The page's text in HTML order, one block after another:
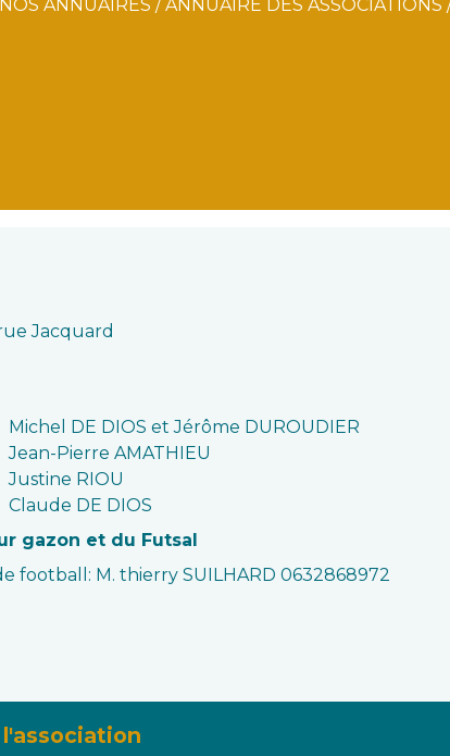
NOS ANNUAIRES /ANNUAIRE DES ASSOCIATIONS
Jacquard
Michel DE DIOS et Jérôme DUROUDIER
Jean-Pierre AMATHIEU
Justine RIOU
Claude DE DIOS
gazon et du Futsal
football: M. thierry SUILHARD 0632868972